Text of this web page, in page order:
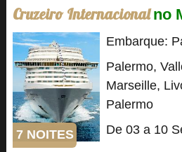
Cruzeiro Internacional no
7 NOITES
Embarque:
Palermo,
Marseille,
Palermo
De 03 a 10